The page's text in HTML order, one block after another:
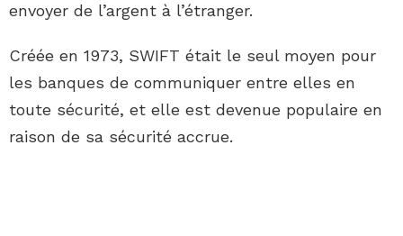
envoyer de l’argent à l’étranger.
Créée en 1973, SWIFT était le seul moyen pour
les banques de communiquer entre elles en
toute sécurité, et elle est devenue populaire en
raison de sa sécurité accrue.